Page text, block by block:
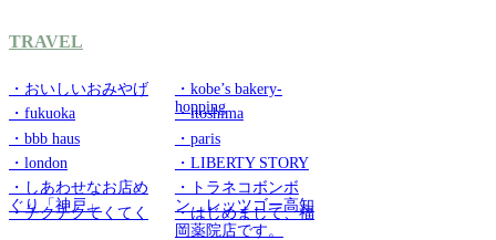
TRAVEL
・おいしいおみやげ
・kobe’s bakery-
hopping
・fukuoka
・itoshima
・bbb haus
・paris
・london
・LIBERTY STORY
・しあわせなお店め
ぐり「神戸」
・トラネコボンボ
ン レッツゴー高知
・チクチクてくてく
・はじめまして、福
岡薬院店です。